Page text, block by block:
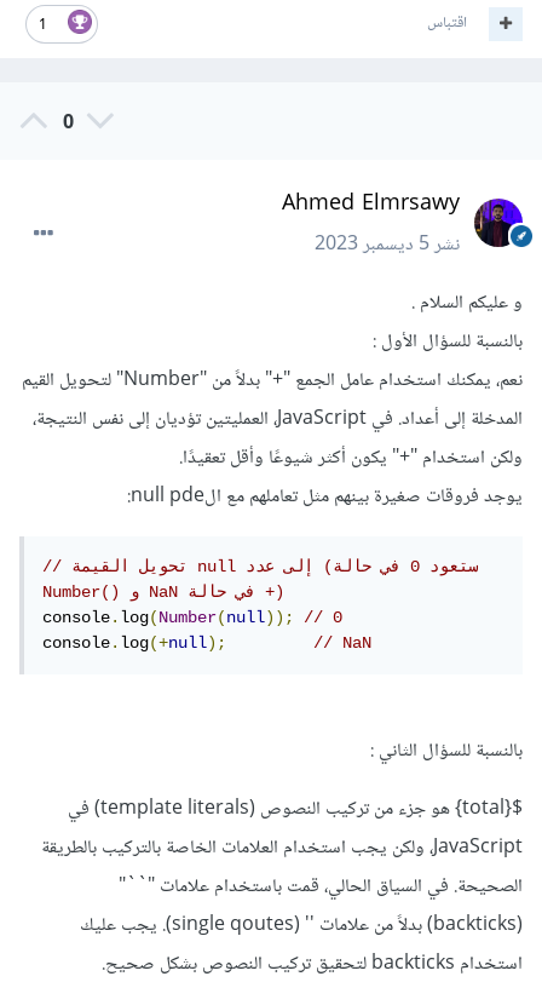
1 اقتباس
0
Ahmed Elmrsawy
نشر5 ديسمبر 2023
و عليكم السلام .
بالنسبة للسؤال الأول :
نعم، يمكنك استخدام عامل الجمع "+" بدلاً من "Number" لتحويل القيم
المدخلة إلى أعداد. في JavaScript، العمليتين تؤديان إلى نفس النتيجة،
ولكن استخدام "+" يكون أكثر شيوعًا وأقل تعقيدًا.
يوجد فروقات صغيرة بينهم مثل تعاملهم مع الnull pde:
// تحويل القيمة null إلى عدد (ستعود 0 في حالة
Number() و NaN في حالة +)
console.log(Number(null));
// 0
console.log(+null); // NaN
بالنسبة للسؤال الثاني
${total} هو جزء من تركيب النصوص (template literals) في
JavaScript، ولكن يجب استخدام العلامات الخاصة بالتركيب بالطريقة
الصحيحة. في السياق الحالي، قمت باستخدام علامات "``"
(backticks) بدلاً من علامات '' (single qoutes). يجب عليك
استخدام backticks لتحقيق تركيب النصوص بشكل صحيح.